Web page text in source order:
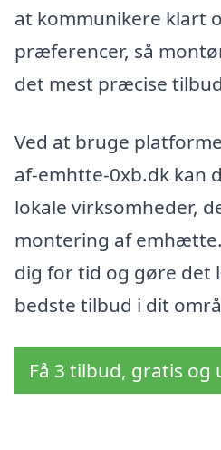
at kommunikere klart
præferencer, så
det mest præcise
Ved at bruge
af-emhtte-0xb.dk kan
lokale virksomheder,
montering af
dig for tid og gøre det
bedste tilbud i dit
Få 3 tilbud, gratis